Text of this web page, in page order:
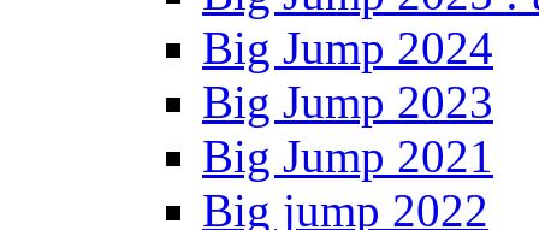
Big Jump 2024
Big Jump 2023
Big Jump 2021
Big jump 2022